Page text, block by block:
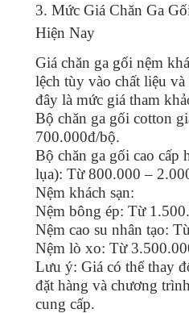
3. Mức Giá Chăn Ga
Hiện Nay
Giá chăn ga gối nệm
lệch tùy vào chất liệu
đây là mức giá tham
Bộ chăn ga gối cotton
700.000đ/bộ.
Bộ chăn ga gối cao cấp
lụa): Từ 800.000 –
Nệm khách sạn:
Nệm bông ép: Từ
Nệm cao su nhân tạo:
Nệm lò xo: Từ
Lưu ý: Giá có thể thay
đặt hàng và chương
cung cấp.